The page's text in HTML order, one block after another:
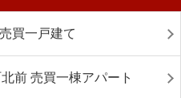
買一戸建て
前 売買一棟アパート